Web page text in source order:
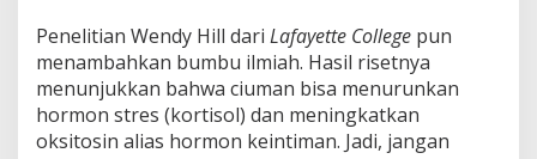
Penelitian Wendy Hill dari Lafayette College pun
menambahkan bumbu ilmiah. Hasil risetnya
menunjukkan bahwa ciuman bisa menurunkan
hormon stres (kortisol) dan meningkatkan
oksitosin alias hormon keintiman. Jadi, jangan